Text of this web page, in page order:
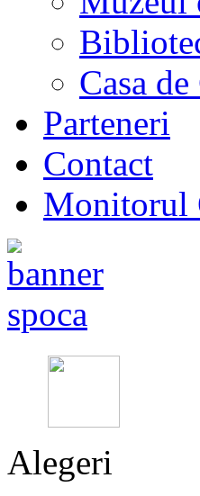
Casa
Parteneri
Contact
Monitorul
Alegeri